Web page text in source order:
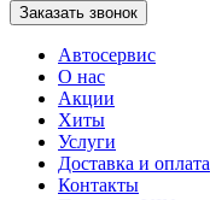
Заказать звонок
Автосервис
О нас
Акции
Хиты
Услуги
Доставка и оплата
Контакты